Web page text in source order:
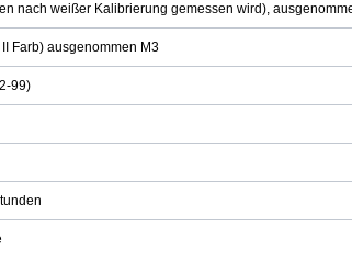
nach weißer Kalibrierung gemessen wird),
Farb) ausgenommen M3
99)